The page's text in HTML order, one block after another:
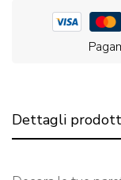
Dettagli